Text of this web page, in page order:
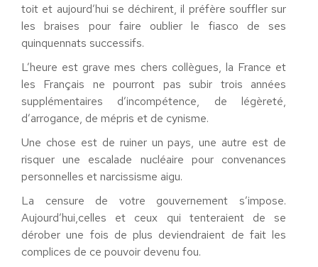
toit et aujourd’hui se déchirent, il préfère souffler sur
les braises pour faire oublier le fiasco de ses
quinquennats successifs.
L’heure est grave mes chers collègues, la France et
les Français ne pourront pas subir trois années
supplémentaires d’incompétence, de légèreté,
d’arrogance, de mépris et de cynisme.
Une chose est de ruiner un pays, une autre est de
risquer une escalade nucléaire pour convenances
personnelles et narcissisme aigu.
La censure de votre gouvernement s’impose.
Aujourd’hui,celles et ceux qui tenteraient de se
dérober une fois de plus deviendraient de fait les
complices de ce pouvoir devenu fou.